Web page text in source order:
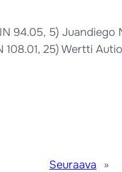
94.05, 5)
108.01, 25) Wertti
Seuraava »